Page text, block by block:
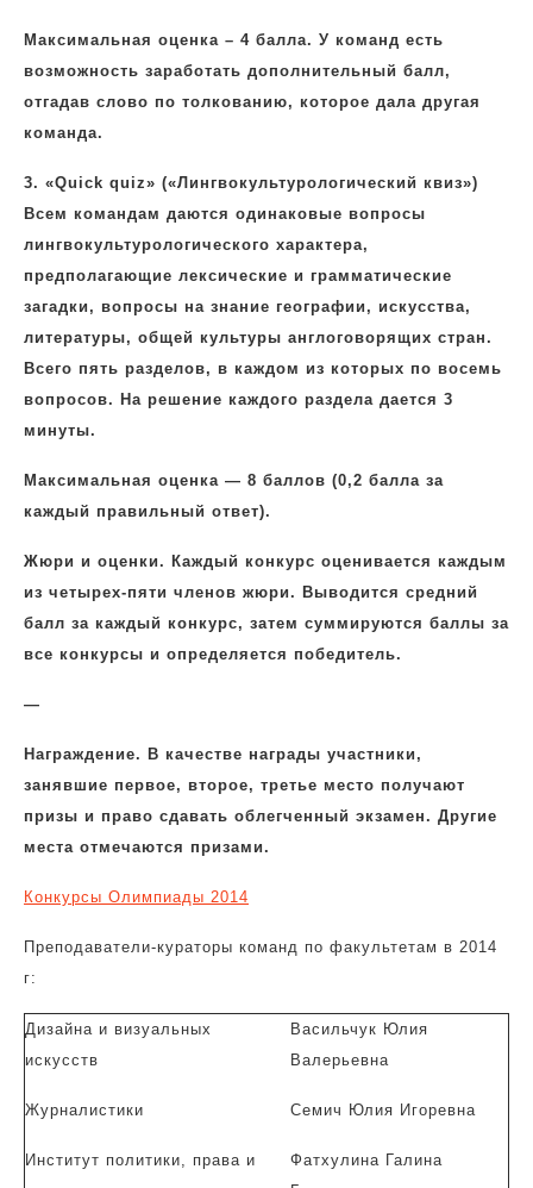
Максимальная оценка – 4 балла. У команд есть
возможность заработать дополнительный балл,
отгадав слово по толкованию, которое дала другая
команда.
3. «Quick quiz» («Лингвокультурологический квиз»)
Всем командам даются одинаковые вопросы
лингвокультурологического характера,
предполагающие лексические и грамматические
загадки, вопросы на знание географии, искусства,
литературы, общей культуры англоговорящих стран.
Всего пять разделов, в каждом из которых по восемь
вопросов. На решение каждого раздела дается 3
минуты.
Максимальная оценка — 8 баллов (0,2 балла за
каждый правильный ответ).
Жюри и оценки. Каждый конкурс оценивается каждым
из четырех-пяти членов жюри. Выводится средний
балл за каждый конкурс, затем суммируются баллы за
все конкурсы и определяется победитель.
—
Награждение. В качестве награды участники,
занявшие первое, второе, третье место получают
призы и право сдавать облегченный экзамен. Другие
места отмечаются призами.
Конкурсы Олимпиады 2014
Преподаватели-кураторы команд по факультетам в 2014
г:
Дизайна и визуальных
искусств
Васильчук Юлия
Валерьевна
Журналистики Семич Юлия Игоревна
Институт политики, права и
Фатхулина Галина